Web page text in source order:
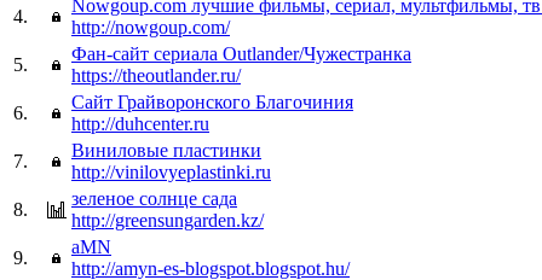
4.
Nowgoup.com лучшие фильмы, сериал, мультфильмы,
http://nowgoup.com/
5.
Фан-сайт сериала Outlander/Чужестранка
https://theoutlander.ru/
6.
Сайт Грайворонского Благочиния
http://duhcenter.ru
7.
Виниловые пластинки
http://vinilovyeplastinki.ru
8.
зеленое солнце сада
http://greensungarden.kz/
9.
aMN
http://amyn-es-blogspot.blogspot.hu/